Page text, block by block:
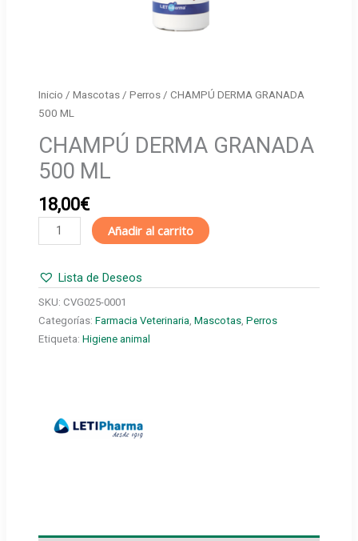
Inicio / Mascotas/ Perros/ CHAMPÚ DERMA GRANADA
500 ML
CHAMPÚ DERMA GRANADA
500 ML
18,00€
CHAMPÚ
DERMA
500
ML
cantidad
Añadir al carrito
Lista de Deseos
SKU: CVG025-0001
Categorías: Farmacia Veterinaria, Mascotas, Perros
Etiqueta: Higiene animal